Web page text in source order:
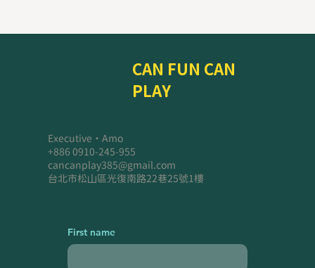
CAN FUN CAN
PLAY
Executive・Amo
+886 0910-245-955
cancanplay385@gmail.com
台北市松山區光復南路22巷25號1樓
First name